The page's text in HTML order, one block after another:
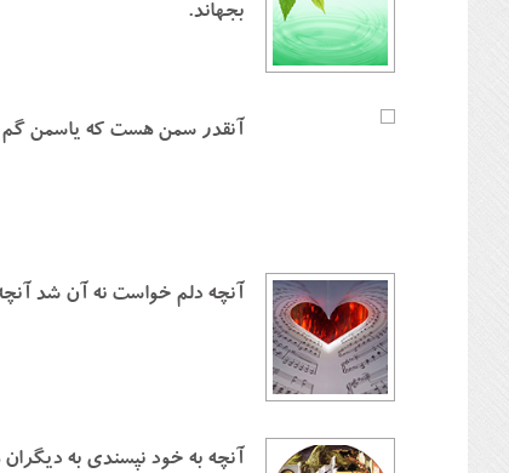
بجهاند.
آنقدر سمن هست كه ياسمن
آنچه دلم خواست نه آن شد
آنچه به خود نپسندي به ديگران